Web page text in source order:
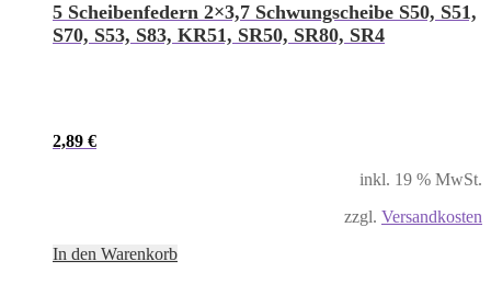
5 Scheibenfedern 2×3,7 Schwungscheibe S50, S51,
S70, S53, S83, KR51, SR50, SR80, SR4
2,89 €
inkl. 19 % MwSt.
zzgl. Versandkosten
In den Warenkorb